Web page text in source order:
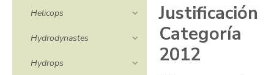
Helicops
Hydrodynastes
Hydrops
Justificación
Categoría
2012